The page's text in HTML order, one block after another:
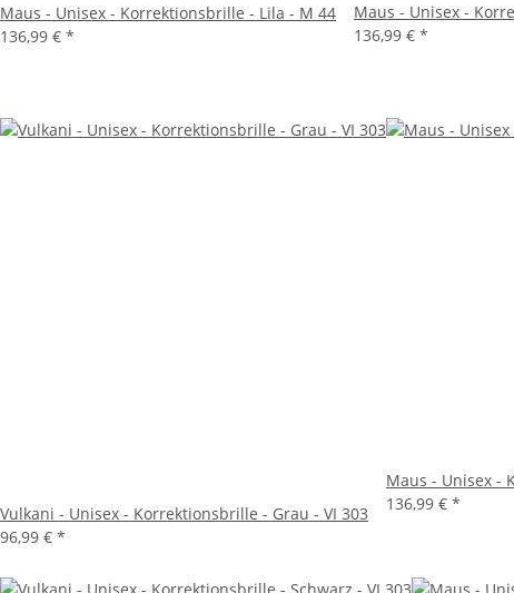
Maus - Unisex - Korrektionsbrille - Lila - M 44
136,99 € *
Maus - Unisex -
136,99 € *
Vulkani - Unisex - Korrektionsbrille - Grau - VI 303
96,99 € *
Maus - Unisex -
136,99 € *